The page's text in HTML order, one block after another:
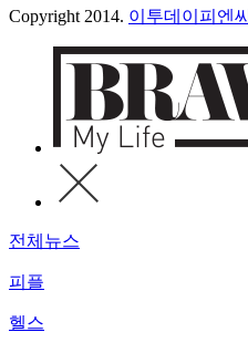
Copyright 2014. 이투데이피엔씨
전체뉴스
피플
헬스